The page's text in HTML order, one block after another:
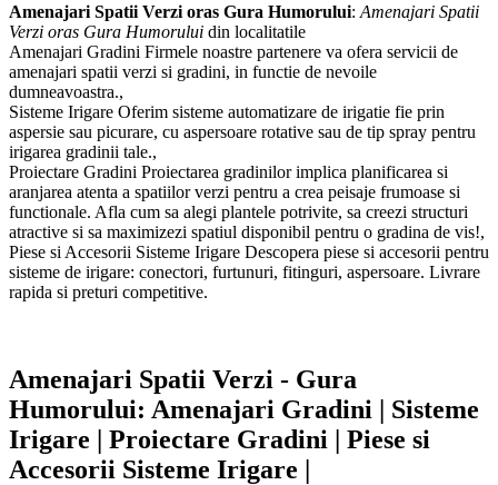
Amenajari Spatii Verzi oras Gura Humorului: Amenajari Spatii
Verzi oras Gura Humorului din localitatile
Amenajari Gradini Firmele noastre partenere va ofera servicii de
amenajari spatii verzi si gradini, in functie de nevoile
dumneavoastra.,
Sisteme Irigare Oferim sisteme automatizare de irigatie fie prin
aspersie sau picurare, cu aspersoare rotative sau de tip spray pentru
irigarea gradinii tale.,
Proiectare Gradini Proiectarea gradinilor implica planificarea si
aranjarea atenta a spatiilor verzi pentru a crea peisaje frumoase si
functionale. Afla cum sa alegi plantele potrivite, sa creezi structuri
atractive si sa maximizezi spatiul disponibil pentru o gradina de vis!,
Piese si Accesorii Sisteme Irigare Descopera piese si accesorii pentru
sisteme de irigare: conectori, furtunuri, fitinguri, aspersoare. Livrare
rapida si preturi competitive.
Amenajari Spatii Verzi - Gura
Humorului: Amenajari Gradini | Sisteme
Irigare | Proiectare Gradini | Piese si
Accesorii Sisteme Irigare |